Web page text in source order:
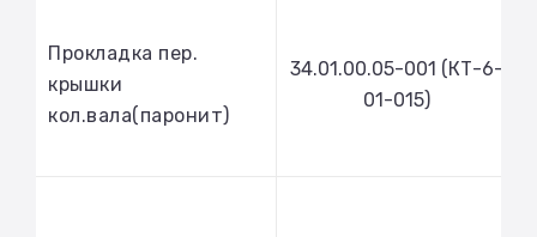
Прокладка пер.
крышки
кол.вала(паронит)
34.01.00.05-001 (КТ-6-
01-015)